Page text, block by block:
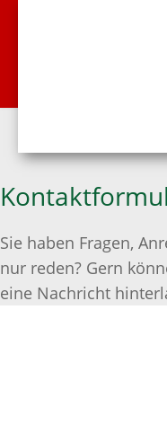
Sie haben Fragen,
nur reden? Gern
eine Nachricht